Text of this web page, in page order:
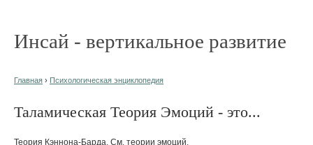
Инсай - вертикальное развитие
Главная › Психологическая энциклопедия
Таламическая Теория Эмоций - это...
Теория Кэннона-Барда. См. теории эмоций.